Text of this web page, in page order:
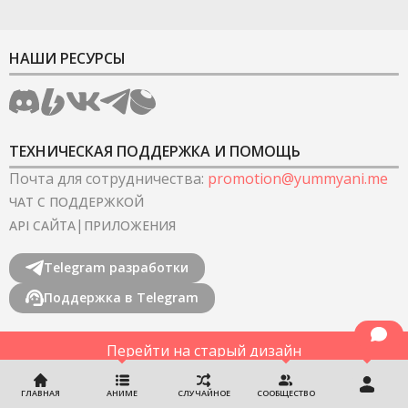
ГЛАВНАЯ АНИМЕ СЛУЧАЙНОЕ СООБЩЕСТВО
НАШИ РЕСУРСЫ
ТЕХНИЧЕСКАЯ ПОДДЕРЖКА И ПОМОЩЬ
Почта для сотрудничества: promotion@yummyani.me
ЧАТ С ПОДДЕРЖКОЙ
API САЙТА| ПРИЛОЖЕНИЯ
Telegram разработки
Поддержка в Telegram
Перейти на старый дизайн
©2022-2026YummyAnime.Все права защищены